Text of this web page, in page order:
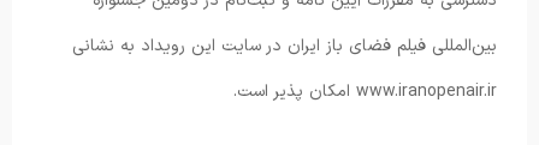
بین‌المللی فیلم فضای باز ایران در سایت این رویداد به نشانی
www.iranopenair.ir امکان پذیر است.